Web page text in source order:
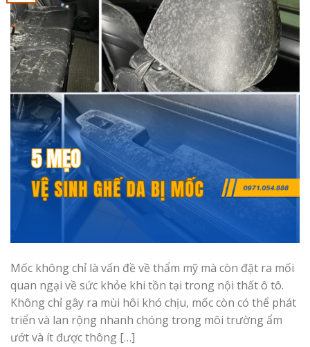
Mốc không chỉ là vấn đề về thẩm mỹ mà còn đặt ra mối
quan ngại về sức khỏe khi tồn tại trong nội thất ô tô.
Không chỉ gây ra mùi hôi khó chịu, mốc còn có thể phát
triển và lan rộng nhanh chóng trong môi trường ẩm
ướt và ít được thông […]